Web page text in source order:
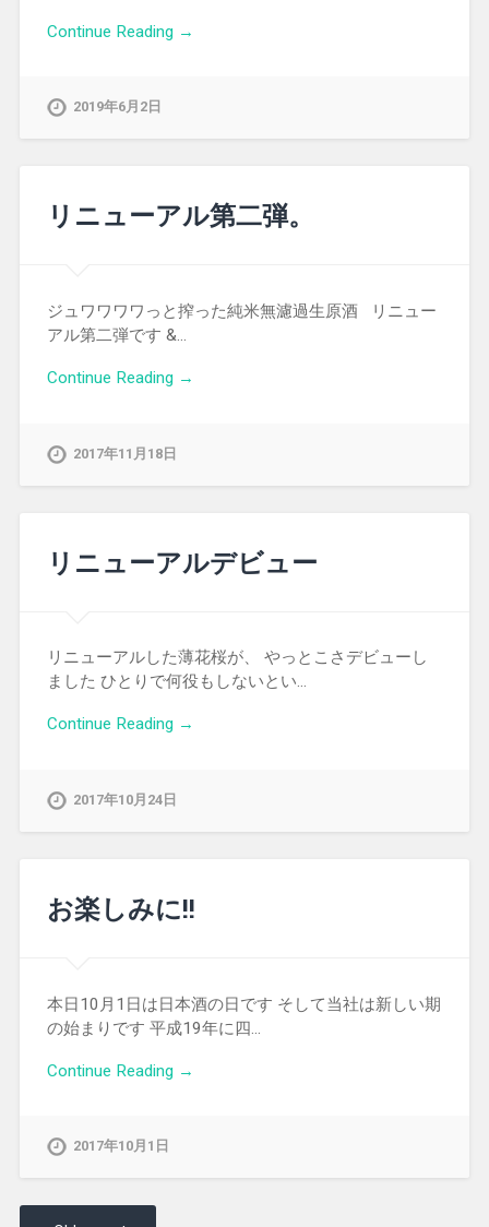
Continue Reading →
2019年6月2日
リニューアル第二弾。
ジュワワワワっと搾った純米無濾過生原酒 リニュー
アル第二弾です &…
Continue Reading →
2017年11月18日
リニューアルデビュー
リニューアルした薄花桜が、 やっとこさデビューし
ました ひとりで何役もしないとい…
Continue Reading →
2017年10月24日
お楽しみに!!
本日10月1日は日本酒の日です そして当社は新しい期
の始まりです 平成19年に四…
Continue Reading →
2017年10月1日